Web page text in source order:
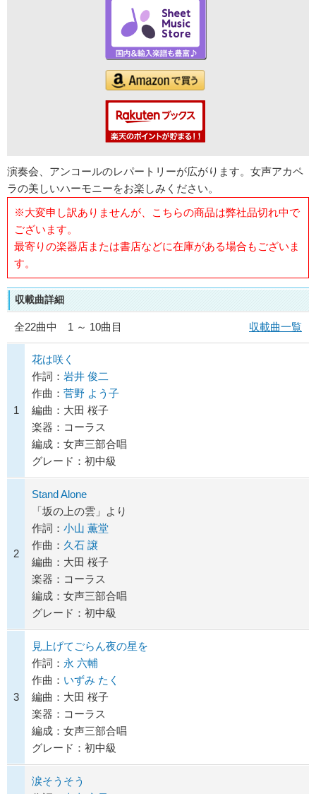
演奏会、アンコールのレパートリーが広がります。女声アカペ
ラの美しいハーモニーをお楽しみください。
※大変申し訳ありませんが、こちらの商品は弊社品切れ中で
ございます。
最寄りの楽器店または書店などに在庫がある場合もございま
す。
収載曲詳細
全22曲中 1 ～ 10曲目 収載曲一覧
1
花は咲く
作詞： 岩井 俊二
作曲： 菅野 よう子
編曲：大田 桜子
楽器：コーラス
編成：女声三部合唱
グレード：初中級
2
Stand Alone
「坂の上の雲」より
作詞： 小山 薫堂
作曲： 久石 譲
編曲：大田 桜子
楽器：コーラス
編成：女声三部合唱
グレード：初中級
3
見上げてごらん夜の星を
作詞： 永 六輔
作曲： いずみ たく
編曲：大田 桜子
楽器：コーラス
編成：女声三部合唱
グレード：初中級
涙そうそう